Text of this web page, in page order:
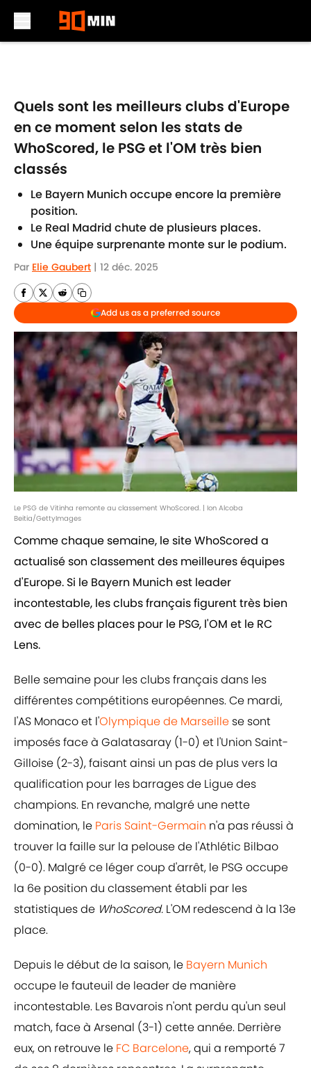
Quels sont les meilleurs clubs d'Europe
en ce moment selon les stats de
WhoScored, le PSG et l'OM très bien
classés
Le Bayern Munich occupe encore la première
position.
Le Real Madrid chute de plusieurs places.
Une équipe surprenante monte sur le podium.
Par Elie Gaubert | 12 déc. 2025
Add us as a preferred source
Le PSG de Vitinha remonte au classement WhoScored. | Ion Alcoba
Beitia/GettyImages
Comme chaque semaine, le site WhoScored a
actualisé son classement des meilleures équipes
d'Europe. Si le Bayern Munich est leader
incontestable, les clubs français figurent très bien
avec de belles places pour le PSG, l'OM et le RC
Lens.
Belle semaine pour les clubs français dans les
différentes compétitions européennes. Ce mardi,
l'AS Monaco et l'Olympique de Marseille se sont
imposés face à Galatasaray (1-0) et l'Union Saint-
Gilloise (2-3), faisant ainsi un pas de plus vers la
qualification pour les barrages de Ligue des
champions. En revanche, malgré une nette
domination, le Paris Saint-Germain n'a pas réussi à
trouver la faille sur la pelouse de l'Athlétic Bilbao
(0-0). Malgré ce léger coup d'arrêt, le PSG occupe
la 6e position du classement établi par les
statistiques de WhoScored. L'OM redescend à la 13e
place.
Depuis le début de la saison, le Bayern Munich
occupe le fauteuil de leader de manière
incontestable. Les Bavarois n'ont perdu qu'un seul
match, face à Arsenal (3-1) cette année. Derrière
eux, on retrouve le FC Barcelone, qui a remporté 7